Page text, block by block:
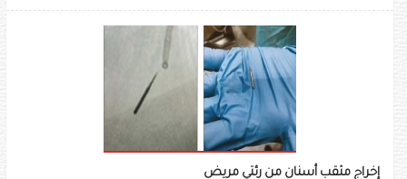
إخراج مثقب أسنان من رئتي مريض